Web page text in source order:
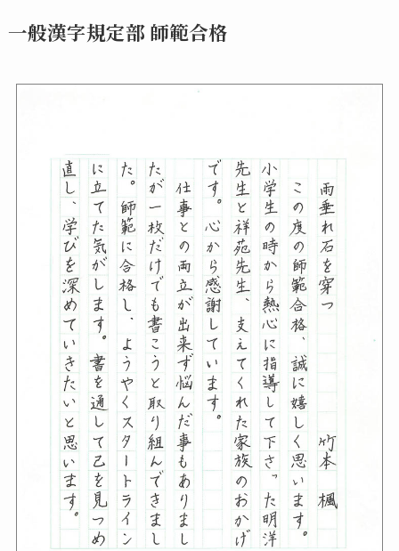
一般漢字規定部 師範合格